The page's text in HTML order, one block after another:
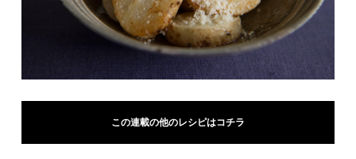
この連載の他のレシピはコチラ